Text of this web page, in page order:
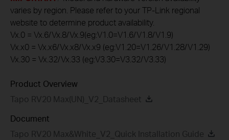
varies by region. Please refer to your TP-Link regional
website to determine product availability.
Vx.0 = Vx.6/Vx.8/Vx.9(eg:V1.0=V1.6/V1.8/V1.9)
Vx.x0 = Vx.x6/Vx.x8/Vx.x9 (eg:V1.20=V1.26/V1.28/V1.29)
Vx.30 = Vx.32/Vx.33 (eg:V3.30=V3.32/V3.33)
Product Overview
Tapo RV20 Max(UN)_V2_Datasheet
Document
Tapo RV20 Max&White_V2_Quick Installation Guide